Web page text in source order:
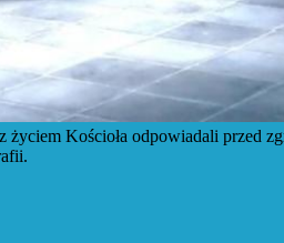
Kościoła odpowiadali przed